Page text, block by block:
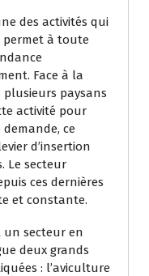
des activités qui
à toute
Face à la
plusieurs paysans
activité pour
ce
d’insertion
Le secteur
ces dernières
et constante.
un secteur en
deux grands
: l’aviculture